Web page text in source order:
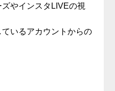
やインスタLIVEの視
ているアカウントからの